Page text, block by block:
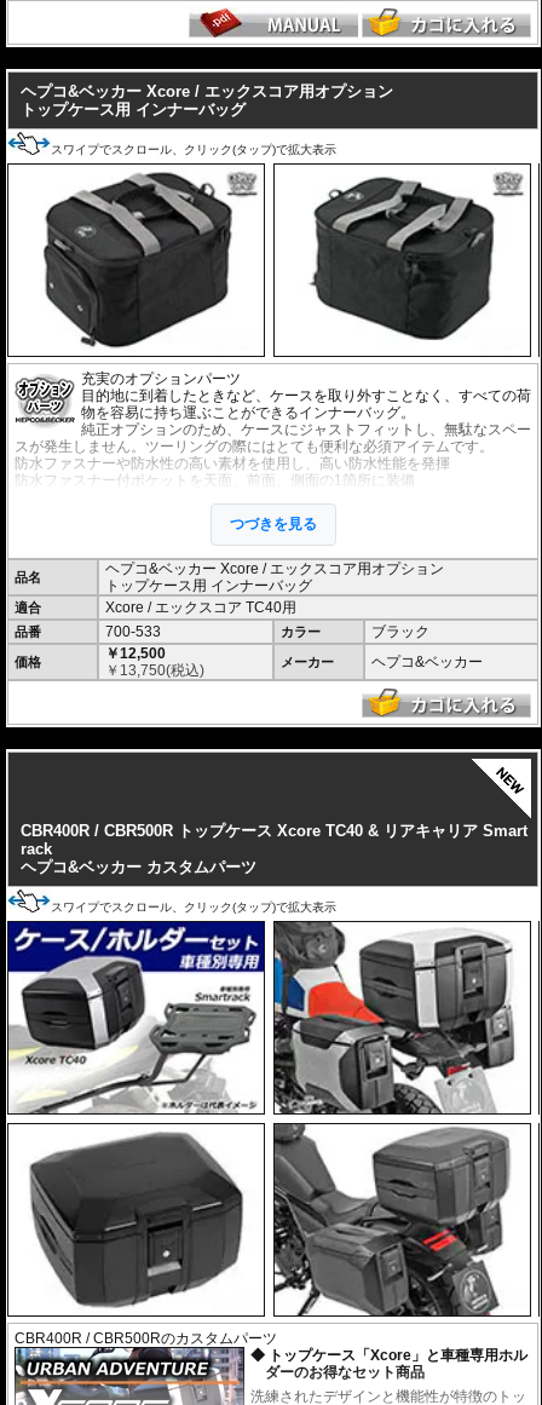
ヘプコ&ベッカー Xcore / エックスコア用オプション
トップケース用 インナーバッグ
スワイプでスクロール、クリック(タップ)で拡大表示
充実のオプションパーツ
目的地に到着したときなど、ケースを取り外すことなく、すべての荷
物を容易に持ち運ぶことができるインナーバッグ。
純正オプションのため、ケースにジャストフィットし、無駄なスペー
スが発生しません。ツーリングの際にはとても便利な必須アイテムです。
防水ファスナーや防水性の高い素材を使用し、高い防水性能を発揮
防水ファスナー付ポケットを天面、前面、側面の1箇所に装備
つづきを見る
品名
ヘプコ&ベッカー Xcore / エックスコア用オプション
トップケース用 インナーバッグ
適合 Xcore / エックスコア TC40用
品番 700-533 カラー ブラック
価格
￥12,500
￥ 13,750(税込) メーカー ヘプコ&ベッカー
CBR400R / CBR500R トップケース Xcore TC40 & リアキャリア Smart
rack
ヘプコ&ベッカー カスタムパーツ
スワイプでスクロール、クリック(タップ)で拡大表示
CBR400R / CBR500Rのカスタムパーツ
トップケース「Xcore」と車種専用ホル
ダーのお得なセット商品
洗練されたデザインと機能性が特徴のトッ